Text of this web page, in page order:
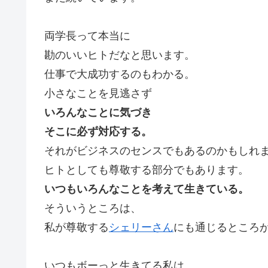
両学長って本当に
勘のいいヒトだなと思います。
仕事で大成功するのもわかる。
小さなことを見逃さず
いろんなことに気づき
そこに必ず対応する。
それがビジネスのセンスでもあるのかもしれ
ヒトとしても尊敬する部分でもあります。
いつもいろんなことを考えて生きている。
そういうところは、
私が尊敬する シェリーさんにも通じるところ